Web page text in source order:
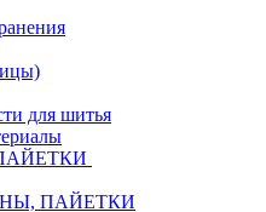
для шитья
ПАЙЕТКИ